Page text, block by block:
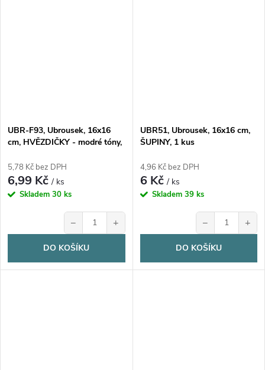
UBR-F93, Ubrousek, 16x16
cm, HVĚZDIČKY - modré tóny,
5,78 Kč bez DPH
6,99 Kč/ ks
Skladem 30 ks
− +
DO KOŠÍKU
UBR51, Ubrousek, 16x16 cm,
ŠUPINY, 1 kus
4,96 Kč bez DPH
6 Kč/ ks
Skladem 39 ks
− +
DO KOŠÍKU